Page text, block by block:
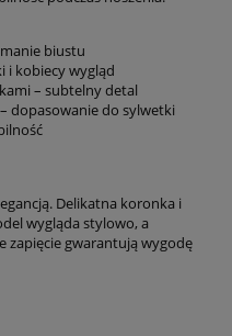
biustu
i kobiecy wygląd
– subtelny detal
dopasowanie do sylwetki
Delikatna koronka i
wygląda stylowo, a
zapięcie gwarantują wygodę